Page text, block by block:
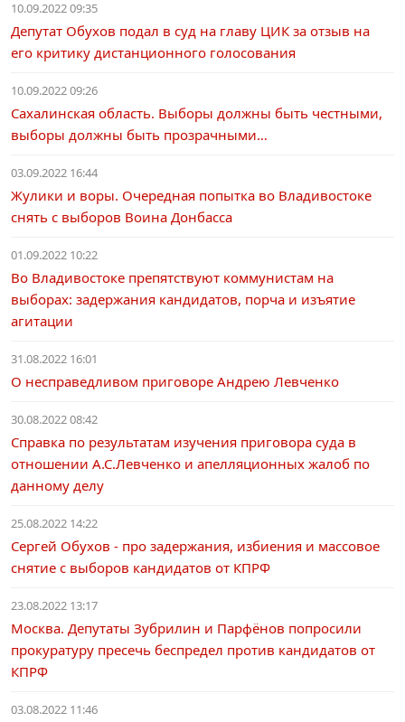
10.09.2022 09:35
Депутат Обухов подал в суд на главу ЦИК за отзыв на
его критику дистанционного голосования
10.09.2022 09:26
Сахалинская область. Выборы должны быть честными,
выборы должны быть прозрачными…
03.09.2022 16:44
Жулики и воры. Очередная попытка во Владивостоке
снять с выборов Воина Донбасса
01.09.2022 10:22
Во Владивостоке препятствуют коммунистам на
выборах: задержания кандидатов, порча и изъятие
агитации
31.08.2022 16:01
О несправедливом приговоре Андрею Левченко
30.08.2022 08:42
Справка по результатам изучения приговора суда в
отношении А.С.Левченко и апелляционных жалоб по
данному делу
25.08.2022 14:22
Сергей Обухов - про задержания, избиения и массовое
снятие с выборов кандидатов от КПРФ
23.08.2022 13:17
Москва. Депутаты Зубрилин и Парфëнов попросили
прокуратуру пресечь беспредел против кандидатов от
КПРФ
03.08.2022 11:46